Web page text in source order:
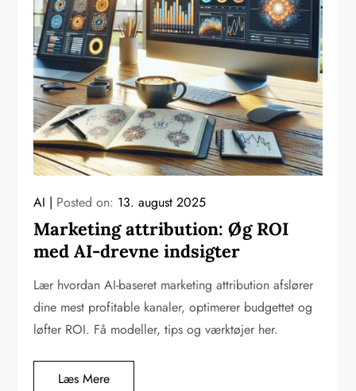
AI Posted on: 13. august 2025
Marketing attribution: Øg ROI
med AI-drevne indsigter
Lær hvordan AI-baseret marketing attribution afslører
dine mest profitable kanaler, optimerer budgettet og
løfter ROI. Få modeller, tips og værktøjer her.
Læs Mere